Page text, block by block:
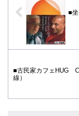
■
■古民家カフェHUG
線）